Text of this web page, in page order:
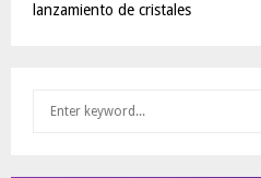
lanzamiento de cristales